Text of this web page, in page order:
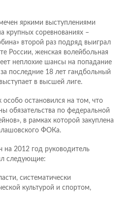
яркими выступлениями
крупных соревнованиях –
второй раз подряд выиграл
России, женская волейбольная
неплохие шансы на попадание
последние 18 лет гандбольный
в высшей лиге.
остановился на том, что
обязательства по федеральной
в рамках которой закуплена
ФОКа.
на 2012 год руководитель
следующие:
систематически
культурой и спортом,